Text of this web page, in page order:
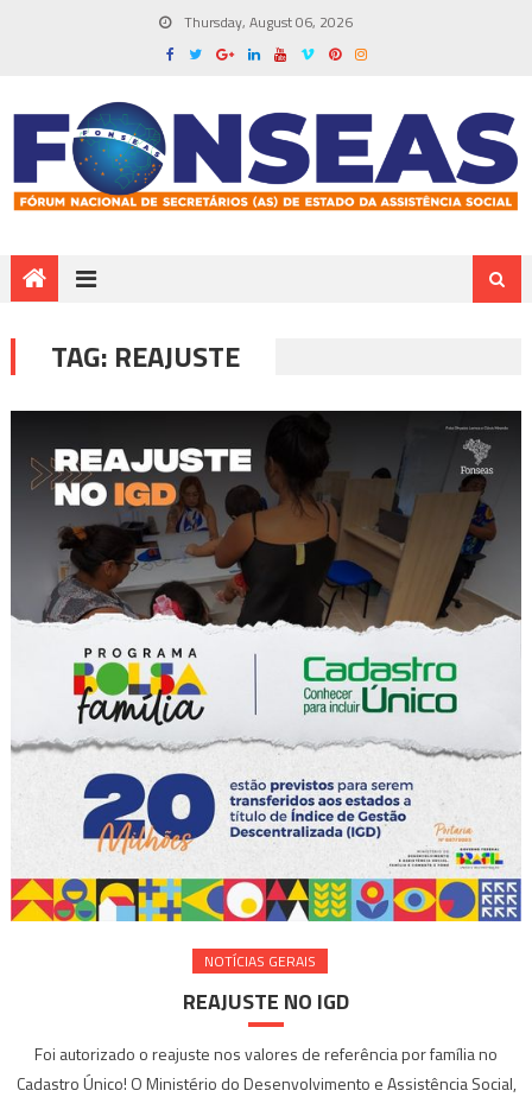
Thursday, August 06, 2026
TAG: REAJUSTE
NOTÍ­CIAS GERAIS
REAJUSTE NO IGD
Foi autorizado o reajuste nos valores de referência por família no
Cadastro Único! O Ministério do Desenvolvimento e Assistência Social,